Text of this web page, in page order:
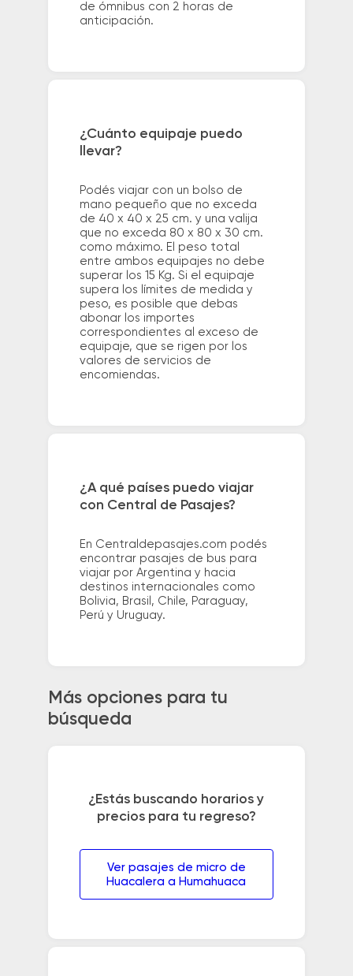
de ómnibus con 2 horas de
anticipación.
¿Cuánto equipaje puedo
llevar?
Podés viajar con un bolso de
mano pequeño que no exceda
de 40 x 40 x 25 cm. y una valija
que no exceda 80 x 80 x 30 cm.
como máximo. El peso total
entre ambos equipajes no debe
superar los 15 Kg. Si el equipaje
supera los límites de medida y
peso, es posible que debas
abonar los importes
correspondientes al exceso de
equipaje, que se rigen por los
valores de servicios de
encomiendas.
¿A qué países puedo viajar
con Central de Pasajes?
En Centraldepasajes.com podés
encontrar pasajes de bus para
viajar por Argentina y hacia
destinos internacionales como
Bolivia, Brasil, Chile, Paraguay,
Perú y Uruguay.
Más opciones para tu
búsqueda
¿Estás buscando horarios y
precios para tu regreso?
Ver pasajes de micro de
Huacalera a Humahuaca